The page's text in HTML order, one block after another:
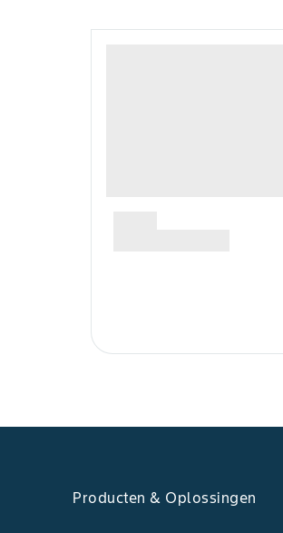
weer vroege uitzaai van
Producten & Oplossingen